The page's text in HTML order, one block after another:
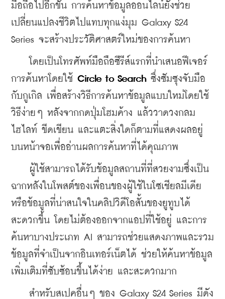
มือถือไปอีกขั้น การค้นหาข้อมูลออนไลน์ยังช่วย
เปลี่ยนแปลงชีวิตไปแทบทุกแง่มุม Galaxy S24
Series จะสร้างประวัติศาสตร์ใหม่ของการค้นหา
โดยเป็นโทรศัพท์มือถือซีรีส์แรกที่นำเสนอฟีเจอร์
การค้นหาโดยใช้ Circle to Search ซึ่งซัมซุงจับมือ
กับกูเกิล เพื่อสร้างวิธีการค้นหาข้อมูลแบบใหม่โดยใช้
วิธีง่ายๆ หลังจากกดปุ่มโฮมค้าง แล้ววาดวงกลม
ไฮไลท์ ขีดเขียน และแตะสิ่งใดก็ตามที่แสดงผลอยู่
บนหน้าจอเพื่ออ่านผลการค้นหาที่ได้คุณภาพ
ผู้ใช้สามารถได้รับข้อมูลสถานที่ที่สวยงามซึ่งเป็น
ฉากหลังในโพสต์ของเพื่อนของผู้ใช้ในโซเชียลมีเดีย
หรือข้อมูลที่น่าสนใจในคลิปวิดีโอสั้นของยูทูบได้
สะดวกขึ้น โดยไม่ต้องออกจากแอปที่ใช้อยู่ และการ
ค้นหาบางประเภท AI สามารถช่วยแสดงภาพและรวม
ข้อมูลที่จำเป็นจากอินเทอร์เน็ตได้ ช่วยให้ค้นหาข้อมูล
เพิ่มเติมที่ซับซ้อนขึ้นได้ง่าย และสะดวกมาก
สำหรับสเปคอื่นๆ ของ Galaxy S24 Series มีดัง